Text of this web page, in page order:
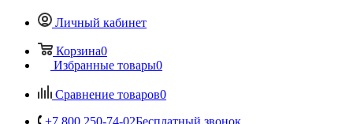
Личный кабинет
Корзина0
Избранные товары0
Сравнение товаров0
+7 800 250-74-02Бесплатный звонок